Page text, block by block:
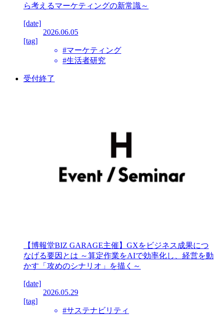
ら考えるマーケティングの新常識～
[date]
2026.06.05
[tag]
#マーケティング
#生活者研究
受付終了
【博報堂BIZ GARAGE主催】GXをビジネス成果につ
なげる要因とは ～算定作業をAIで効率化し、経営を動
かす「攻めのシナリオ」を描く～
[date]
2026.05.29
[tag]
#サステナビリティ